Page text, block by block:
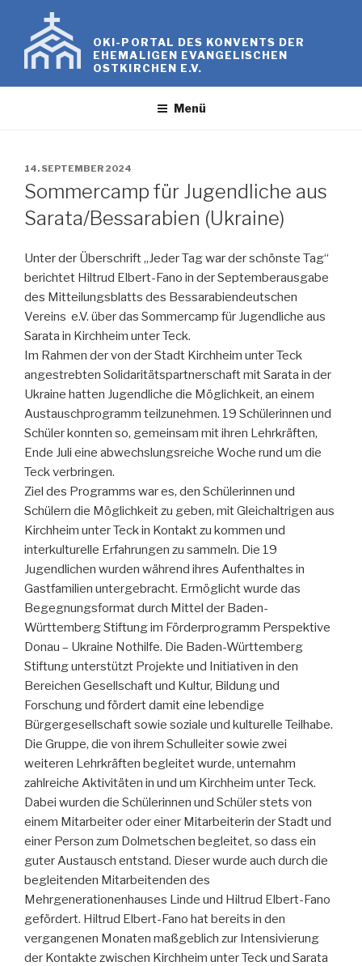
springen
OKI-PORTAL DES KONVENTS DER
EHEMALIGEN EVANGELISCHEN
OSTKIRCHEN E.V.
Menü
VERÖFFENTLICHT
AM
14. SEPTEMBER 2024
Sommercamp für Jugendliche aus
Sarata/Bessarabien (Ukraine)
Unter der Überschrift „Jeder Tag war der schönste Tag“
berichtet Hiltrud Elbert-Fano in der Septemberausgabe
des Mitteilungsblatts des Bessarabiendeutschen
Vereins e.V. über das Sommercamp für Jugendliche aus
Sarata in Kirchheim unter Teck.
Im Rahmen der von der Stadt Kirchheim unter Teck
angestrebten Solidaritätspartnerschaft mit Sarata in der
Ukraine hatten Jugendliche die Möglichkeit, an einem
Austauschprogramm teilzunehmen. 19 Schülerinnen und
Schüler konnten so, gemeinsam mit ihren Lehrkräften,
Ende Juli eine abwechslungsreiche Woche rund um die
Teck verbringen.
Ziel des Programms war es, den Schülerinnen und
Schülern die Möglichkeit zu geben, mit Gleichaltrigen aus
Kirchheim unter Teck in Kontakt zu kommen und
interkulturelle Erfahrungen zu sammeln. Die 19
Jugendlichen wurden während ihres Aufenthaltes in
Gastfamilien untergebracht. Ermöglicht wurde das
Begegnungsformat durch Mittel der Baden-
Württemberg Stiftung im Förderprogramm Perspektive
Donau – Ukraine Nothilfe. Die Baden-Württemberg
Stiftung unterstützt Projekte und Initiativen in den
Bereichen Gesellschaft und Kultur, Bildung und
Forschung und fördert damit eine lebendige
Bürgergesellschaft sowie soziale und kulturelle Teilhabe.
Die Gruppe, die von ihrem Schulleiter sowie zwei
weiteren Lehrkräften begleitet wurde, unternahm
zahlreiche Aktivitäten in und um Kirchheim unter Teck.
Dabei wurden die Schülerinnen und Schüler stets von
einem Mitarbeiter oder einer Mitarbeiterin der Stadt und
einer Person zum Dolmetschen begleitet, so dass ein
guter Austausch entstand. Dieser wurde auch durch die
begleitenden Mitarbeitenden des
Mehrgenerationenhauses Linde und Hiltrud Elbert-Fano
gefördert. Hiltrud Elbert-Fano hat bereits in den
vergangenen Monaten maßgeblich zur Intensivierung
der Kontakte zwischen Kirchheim unter Teck und Sarata